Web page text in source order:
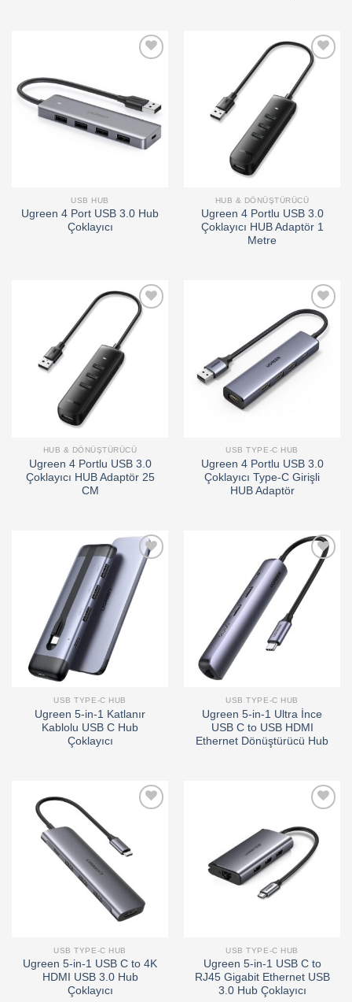
USB HUB
Ugreen 4 Port USB 3.0 Hub
Çoklayıcı
Add to
wishlist
HUB & DÖNÜŞTÜRÜCÜ
Ugreen 4 Portlu USB 3.0
Çoklayıcı HUB Adaptör 1
Metre
Add to
wishlist
HUB & DÖNÜŞTÜRÜCÜ
Ugreen 4 Portlu USB 3.0
Çoklayıcı HUB Adaptör 25
CM
Add to
wishlist
USB TYPE-C HUB
Ugreen 4 Portlu USB 3.0
Çoklayıcı Type-C Girişli
HUB Adaptör
Add to
wishlist
USB TYPE-C HUB
Ugreen 5-in-1 Katlanır
Kablolu USB C Hub
Çoklayıcı
Add to
wishlist
USB TYPE-C HUB
Ugreen 5-in-1 Ultra İnce
USB C to USB HDMI
Ethernet Dönüştürücü Hub
USB TYPE-C HUB
Ugreen 5-in-1 USB C to 4K
HDMI USB 3.0 Hub
Çoklayıcı
wishlist
USB TYPE-C HUB
Ugreen 5-in-1 USB C to
RJ45 Gigabit Ethernet USB
3.0 Hub Çoklayıcı